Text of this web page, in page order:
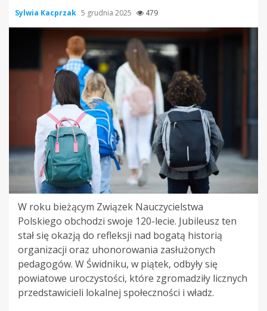
Sylwia Kacprzak 5 grudnia 2025 479
W roku bieżącym Związek Nauczycielstwa
Polskiego obchodzi swoje 120-lecie. Jubileusz ten
stał się okazją do refleksji nad bogatą historią
organizacji oraz uhonorowania zasłużonych
pedagogów. W Świdniku, w piątek, odbyły się
powiatowe uroczystości, które zgromadziły licznych
przedstawicieli lokalnej społeczności i władz.